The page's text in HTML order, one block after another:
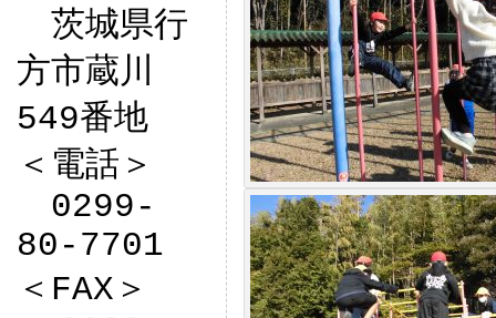
茨城県行
方市蔵川
549番地
＜電話＞
0299-
80-7701
＜FAX＞